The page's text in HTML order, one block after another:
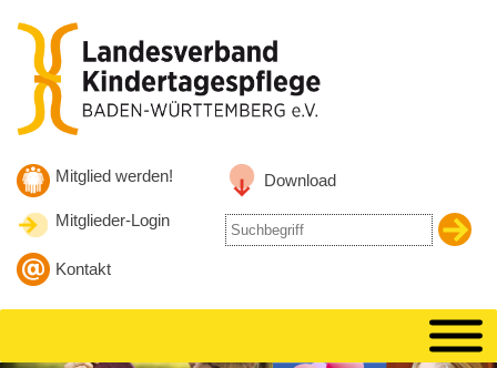
Zum Inhalt
Zur Hauptnavigation
Zur Suche springen
Mitglied werden!
Mitglieder-Login
Kontakt
Download
Suche
nach